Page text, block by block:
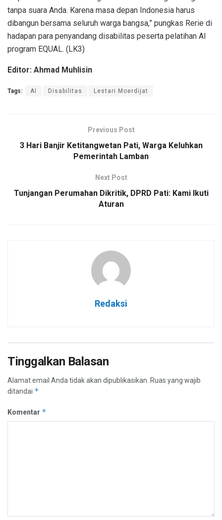
tanpa suara Anda. Karena masa depan Indonesia harus
dibangun bersama seluruh warga bangsa,” pungkas Rerie di
hadapan para penyandang disabilitas peserta pelatihan AI
program EQUAL. (LK3)
Editor: Ahmad Muhlisin
Tags: AI Disabilitas Lestari Moerdijat
Previous Post
3 Hari Banjir Ketitangwetan Pati, Warga Keluhkan
Pemerintah Lamban
Next Post
Tunjangan Perumahan Dikritik, DPRD Pati: Kami Ikuti
Aturan
Redaksi
Tinggalkan Balasan
Alamat email Anda tidak akan dipublikasikan. Ruas yang wajib
ditandai *
Komentar *